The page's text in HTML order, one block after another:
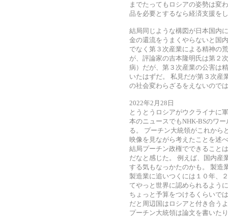
までたってもロシアの姿勢は変
品を必要とするなら経済支援を
結局同じような構図が日本国内
金の還流をうまくやらないと国
でなく第３次産業による精神の
が、評論家の吉本隆明氏は第２
病）だが、第３次産業の公害は
いたはずだ。 私見だが第３次産
の社会変わらざるをえないので
2022年2月28日
とうとうロシアがウクライナに
本のニュースでもNHK-BSのワ
る。 プーチン大統領がこれから
映像を見ながら考えたことを述
結局プーチン政権でできること
だなと感じた。 例えば、国内産
する気もなっかたのかも。 製造
製造業に追いつくには１０年、
てやっと世界に認められるよう
ちょっと予算をつけるくらいで
だと周辺国はロシアと付き合う
プーチン大統領は論文を書いた